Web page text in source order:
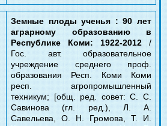
Земные плоды ученья : 90 лет
аграрному образованию в
Республике Коми: 1922-2012 /
Гос. авт. образовательное
учреждение среднего проф.
образования Респ. Коми Коми
респ. агропромышленный
техникум; [общ. ред. совет: С. С.
Савинова (гл. ред.), Л. А.
Савельева, О. Н. Громова, Т. И.